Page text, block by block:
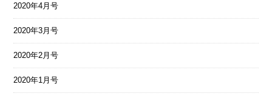
2020年4月号
2020年3月号
2020年2月号
2020年1月号